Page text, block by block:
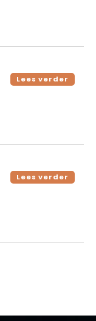
Lees verder
Lees verder